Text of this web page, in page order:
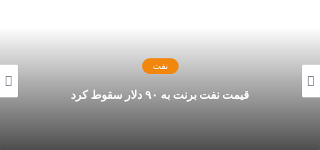
نفت
قیمت نفت برنت به ۹۰ دلار سقوط کرد